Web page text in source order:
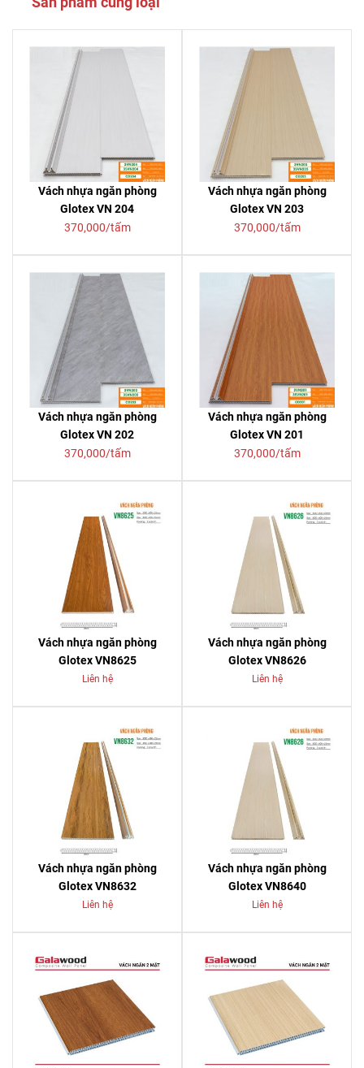
Vách nhựa ngăn phòng
Glotex VN 204
370,000/tấm
Vách nhựa ngăn phòng
Glotex VN 203
370,000/tấm
Vách nhựa ngăn phòng
Glotex VN 202
370,000/tấm
Vách nhựa ngăn phòng
Glotex VN 201
370,000/tấm
Vách nhựa ngăn phòng
Glotex VN8625
Liên hệ
Vách nhựa ngăn phòng
Glotex VN8626
Liên hệ
Vách nhựa ngăn phòng
Glotex VN8632
Liên hệ
Vách nhựa ngăn phòng
Glotex VN8640
Liên hệ